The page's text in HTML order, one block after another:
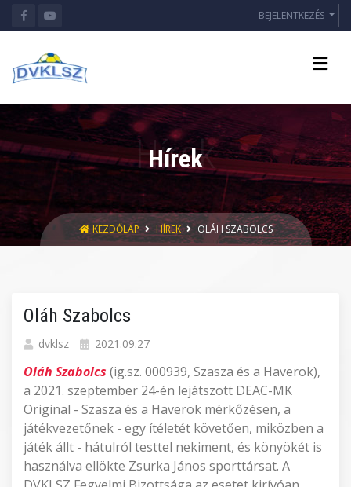
BEJELENTKEZÉS
Hírek
KEZDŐLAP HÍREK OLÁH SZABOLCS
Oláh Szabolcs
dvklsz 2021.09.27
Oláh Szabolcs (ig.sz. 000939, Szasza és a Haverok),
a 2021. szeptember 24-én lejátszott DEAC-MK
Original - Szasza és a Haverok mérkőzésen, a
játékvezetőnek - egy ítéletét követően, miközben a
játék állt - hátulról testtel nekiment, és könyökét is
használva ellökte Zsurka János sporttársat. A